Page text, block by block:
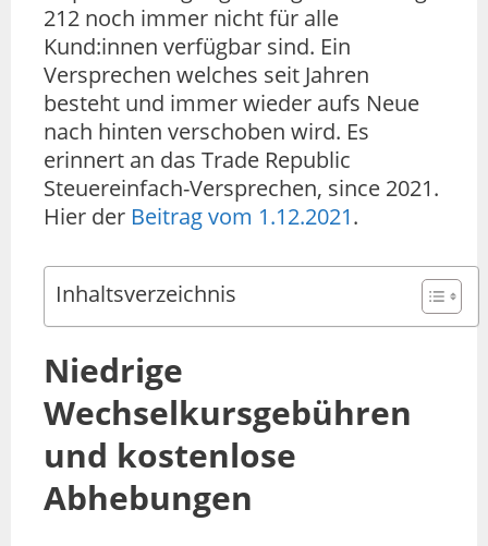
212 noch immer nicht für alle
Kund:innen verfügbar sind. Ein
Versprechen welches seit Jahren
besteht und immer wieder aufs Neue
nach hinten verschoben wird. Es
erinnert an das Trade Republic
Steuereinfach-Versprechen, since 2021.
Hier der Beitrag vom 1.12.2021.
Inhaltsverzeichnis
Niedrige
Wechselkursgebühren
und kostenlose
Abhebungen